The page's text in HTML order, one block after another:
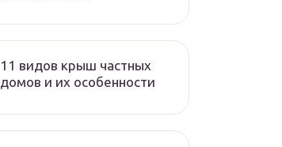
11 видов крыш частных
домов и их особенности